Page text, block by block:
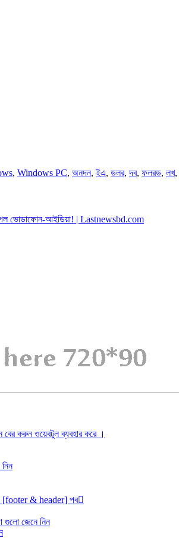
, Windows PC, অনদন,ইএ, ডলর,দব, ফলরড, লখ,
ভোডাফোন-আইডিয়া! | Lastnewsbd.com
বের করুন ওয়েবটুল ব্যবহার করে ।
[footer & header] পব
গুলো জেনে নিন